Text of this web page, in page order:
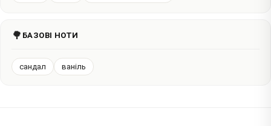
🌳 БАЗОВІ НОТИ
сандал ваніль